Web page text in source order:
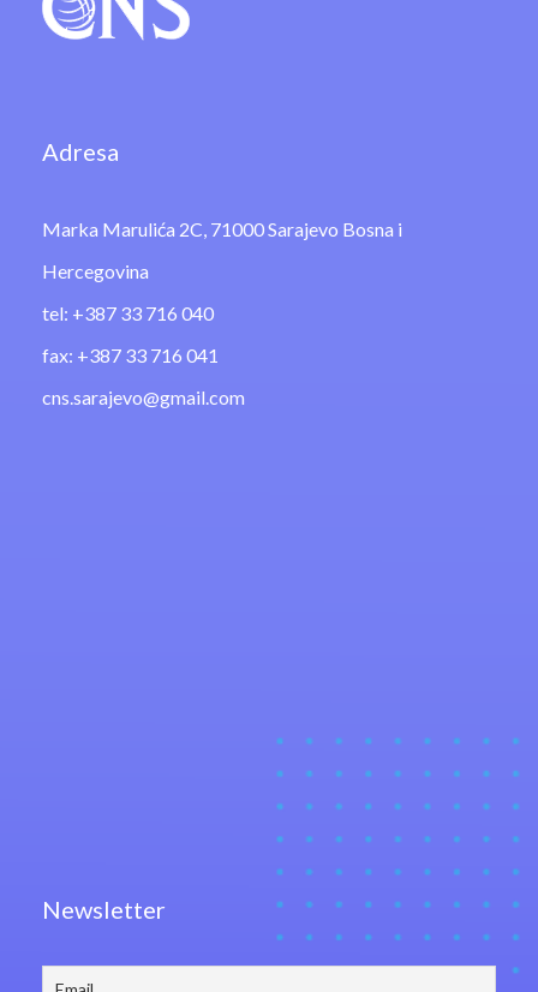
Adresa
Marka Marulića 2C, 71000 Sarajevo Bosna i
Hercegovina
tel: +387 33 716 040
fax: +387 33 716 041
cns.sarajevo@gmail.com
Newsletter